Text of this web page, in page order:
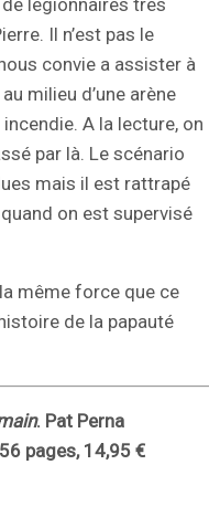
légionnaires très
Il n’est pas le
convie a assister à
milieu d’une arène
A la lecture, on
par là. Le scénario
mais il est rattrapé
on est supervisé
même force que ce
de la papauté
. Pat Perna
pages, 14,95 €